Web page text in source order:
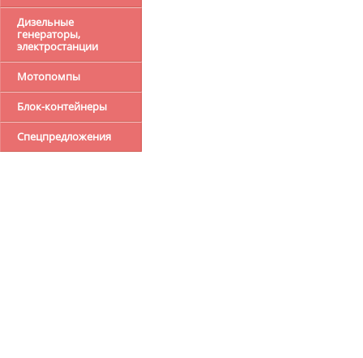
Дизельные
генераторы,
электростанции
Мотопомпы
Блок-контейнеры
Спецпредложения